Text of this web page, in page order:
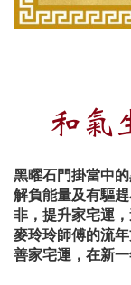
和氣
黑曜石門掛當中
解負能量及有驅
非，提升家宅運
麥玲玲師傅的流
善家宅運，在新